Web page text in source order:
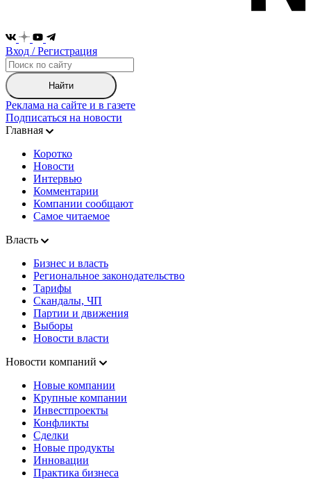
Вход / Регистрация
Найти
Реклама на сайте и в газете
Подписаться на новости
Главная
Коротко
Новости
Интервью
Комментарии
Компании сообщают
Самое читаемое
Власть
Бизнес и власть
Региональное законодательство
Тарифы
Скандалы, ЧП
Партии и движения
Выборы
Новости власти
Новости компаний
Новые компании
Крупные компании
Инвестпроекты
Конфликты
Сделки
Новые продукты
Инновации
Практика бизнеса